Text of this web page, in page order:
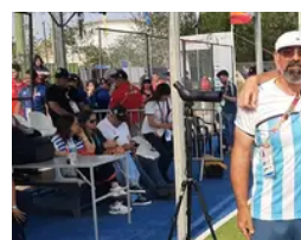
Con el
Sociedad y tiempo
libre
Salud
Es viral